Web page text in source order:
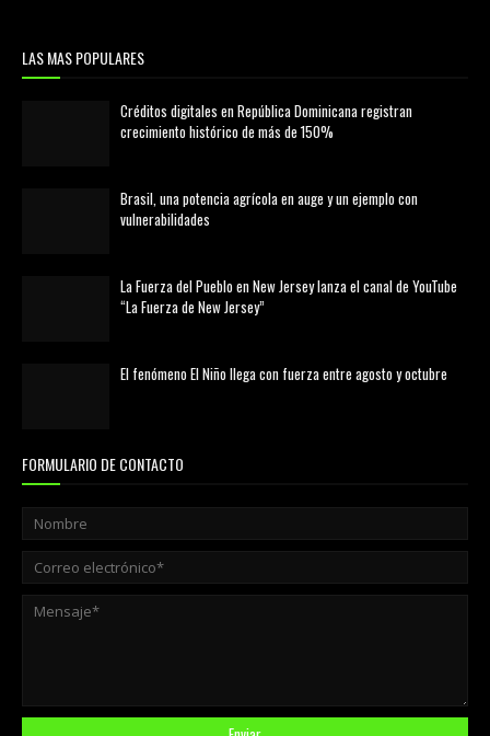
LAS MAS POPULARES
Créditos digitales en República Dominicana registran
crecimiento histórico de más de 150%
Brasil, una potencia agrícola en auge y un ejemplo con
vulnerabilidades
La Fuerza del Pueblo en New Jersey lanza el canal de YouTube
“La Fuerza de New Jersey”
El fenómeno El Niño llega con fuerza entre agosto y octubre
FORMULARIO DE CONTACTO